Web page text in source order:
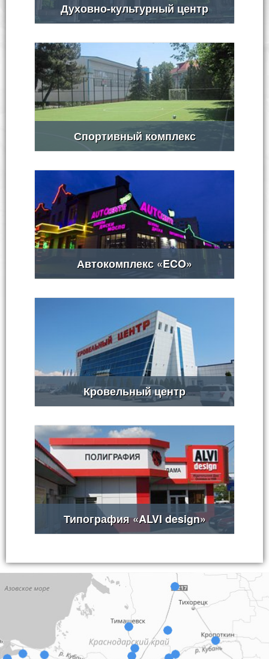
Духовно-культурный центр
Спортивный комплекс
Автокомплекс «ECO»
Кровельный центр
Типография «ALVI design»